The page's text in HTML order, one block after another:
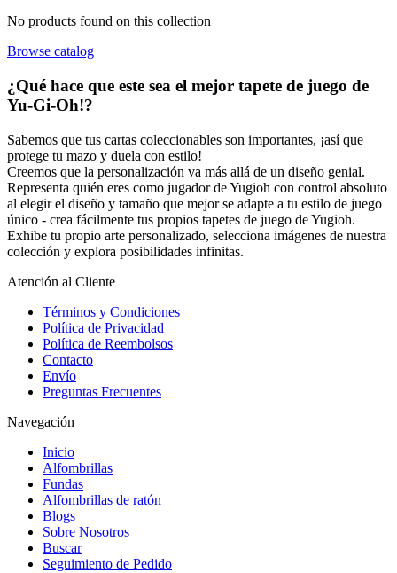
No products found on this collection
Browse catalog
¿Qué hace que este sea el mejor tapete de juego de
Yu-Gi-Oh!?
Sabemos que tus cartas coleccionables son importantes, ¡así que
protege tu mazo y duela con estilo!
Creemos que la personalización va más allá de un diseño genial.
Representa quién eres como jugador de Yugioh con control absoluto
al elegir el diseño y tamaño que mejor se adapte a tu estilo de juego
único - crea fácilmente tus propios tapetes de juego deYugioh.
Exhibe tu propio arte personalizado, selecciona imágenes de nuestra
colección y explora posibilidades infinitas.
Atención al Cliente
Términos y Condiciones
Política de Privacidad
Política de Reembolsos
Contacto
Envío
Preguntas Frecuentes
Navegación
Inicio
Alfombrillas
Fundas
Alfombrillas de ratón
Blogs
Sobre Nosotros
Buscar
Seguimiento de Pedido